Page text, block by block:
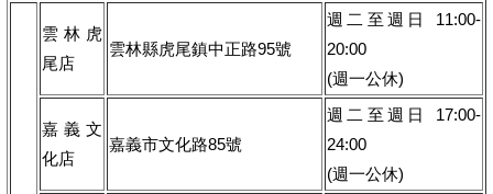
雲林虎
尾店
雲林縣虎尾鎮中正路95號
週二至週日 11:00-
20:00
(週一公休)
嘉義文
化店
嘉義市文化路85號
週二至週日 17:00-
24:00
(週一公休)